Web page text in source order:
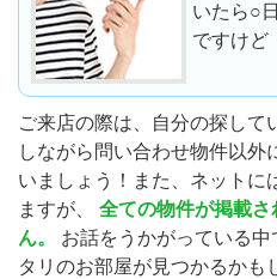
いたら○
ですけど
ご来店の際は、自分の探して
しながら問い合わせ物件以外
いましょう！また、ネットに
ますが、 全ての物件が掲載
ん。
お話をうかがっている
タリのお部屋が見つかるかも